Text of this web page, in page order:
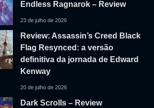
Endless Ragnarok – Review
23 de julho de 2026
Review: Assassin’s Creed Black
Flag Resynced: a versão
definitiva da jornada de Edward
Kenway
20 de julho de 2026
Dark Scrolls – Review